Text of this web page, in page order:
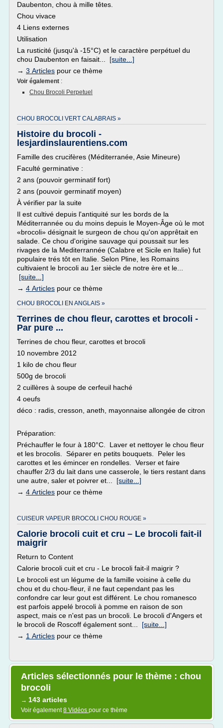
Daubenton, chou à mille têtes.
Chou vivace
4 Liens externes
Utilisation
La rusticité (jusqu'à -15°C) et le caractère perpétuel du
chou Daubenton en faisait... [suite...]
→ 3 Articles pour ce thème
Voir également :
Chou Brocoli Perpetuel
CHOU BROCOLI VERT CALABRAIS »
Histoire du brocoli -
lesjardinslaurentiens.com
Famille des crucifères (Méditerranée, Asie Mineure)
Faculté germinative :
2 ans (pouvoir germinatif fort)
2 ans (pouvoir germinatif moyen)
À vérifier par la suite
Il est cultivé depuis l'antiquité sur les bords de la
Méditerrannée ou du moins depuis le Moyen-Âge où le mot
«brocoli» désignait le surgeon de chou qu'on apprêtait en
salade. Ce chou d'origine sauvage qui poussait sur les
rivages de la Mediterrannée (Calabre et Sicile en Italie) fut
populaire trés tôt en Italie. Selon Pline, les Romains
cultivaient le brocoli au 1er siècle de notre ère et le...
[suite...]
→ 4 Articles pour ce thème
CHOU BROCOLI EN ANGLAIS »
Terrines de chou fleur, carottes et brocoli -
Par pure ...
Terrines de chou fleur, carottes et brocoli
10 novembre 2012
1 kilo de chou fleur
500g de brocoli
2 cuillères à soupe de cerfeuil haché
4 oeufs
déco : radis, cresson, aneth, mayonnaise allongée de citron
Préparation:
Préchauffer le four à 180°C. Laver et nettoyer le chou fleur
et les brocolis. Séparer en petits bouquets. Peler les
carottes et les émincer en rondelles. Verser et faire
chauffer 2/3 du lait dans une casserole, le tiers restant dans
une autre, saler et poivrer et... [suite...]
→ 4 Articles pour ce thème
CUISEUR VAPEUR BROCOLI CHOU ROUGE »
Calorie brocoli cuit et cru – Le brocoli fait-il
maigrir
Return to Content
Calorie brocoli cuit et cru - Le brocoli fait-il maigrir ?
Le brocoli est un légume de la famille voisine à celle du
chou et du chou-fleur, il ne faut cependant pas les
confondre car leur gout est différent. Le chou romanesco
est parfois appelé brocoli à pomme en raison de son
aspect, mais ce n'est pas un brocoli. Le brocoli d'Angers et
le brocoli de Roscoff également sont... [suite...]
→ 1 Articles pour ce thème
Articles sélectionnés pour le thème : chou
brocoli
→ 143 articles
Voir également8 Vidéos pour ce thème